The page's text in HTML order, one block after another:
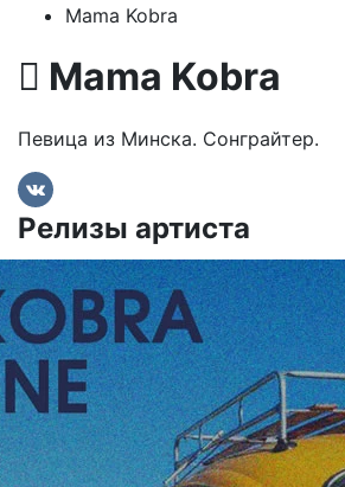
Mama Kobra
Mama Kobra
Певица из Минска. Сонграйтер.
Релизы артиста